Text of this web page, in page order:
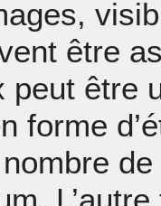
être
peut
forme